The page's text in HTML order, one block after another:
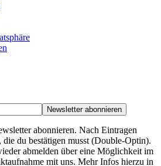
abonnieren. Nach Eintragen
du bestätigen musst (Double-Optin).
abmelden über eine Möglichkeit im
mit uns. Mehr Infos hierzu in